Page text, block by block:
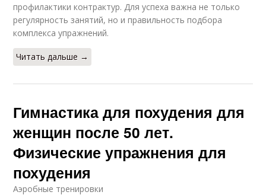
профилактики контрактур. Для успеха важна не только
регулярность занятий, но и правильность подбора
комплекса упражнений.
Читать дальше →
Гимнастика для похудения для
женщин после 50 лет.
Физические упражнения для
похудения
Аэробные тренировки